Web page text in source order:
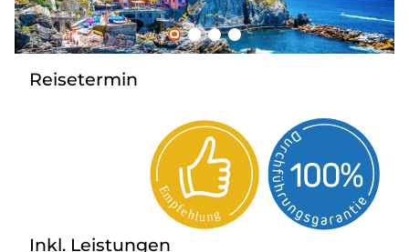
Kontakt
Reisetermin
Inkl. Leistungen